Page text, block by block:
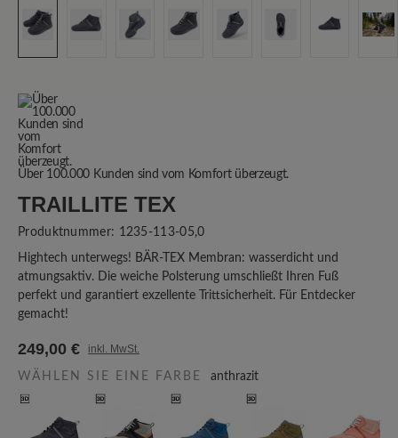
Über 100.000 Kunden sind vom Komfort überzeugt.
TRAILLITE TEX
Produktnummer: 1235-113-05,0
Hightech unterwegs! BÄR-TEX Membran: wasserdicht und
atmungsaktiv. Die weiche Polsterung umschließt Ihren Fuß
perfekt und garantiert exzellente Trittsicherheit. Für Entdecker
gemacht!
249,00 € inkl. MwSt.
WÄHLEN SIE EINE FARBE anthrazit